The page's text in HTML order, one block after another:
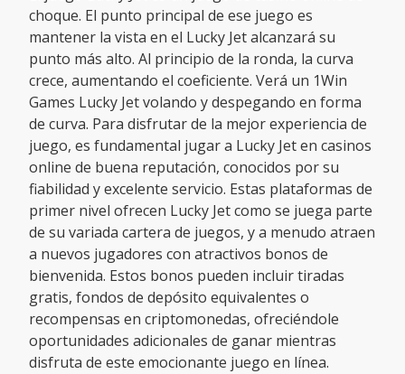
choque. El punto principal de ese juego es
mantener la vista en el Lucky Jet alcanzará su
punto más alto. Al principio de la ronda, la curva
crece, aumentando el coeficiente. Verá un 1Win
Games Lucky Jet volando y despegando en forma
de curva. Para disfrutar de la mejor experiencia de
juego, es fundamental jugar a Lucky Jet en casinos
online de buena reputación, conocidos por su
fiabilidad y excelente servicio. Estas plataformas de
primer nivel ofrecen Lucky Jet como se juega parte
de su variada cartera de juegos, y a menudo atraen
a nuevos jugadores con atractivos bonos de
bienvenida. Estos bonos pueden incluir tiradas
gratis, fondos de depósito equivalentes o
recompensas en criptomonedas, ofreciéndole
oportunidades adicionales de ganar mientras
disfruta de este emocionante juego en línea.